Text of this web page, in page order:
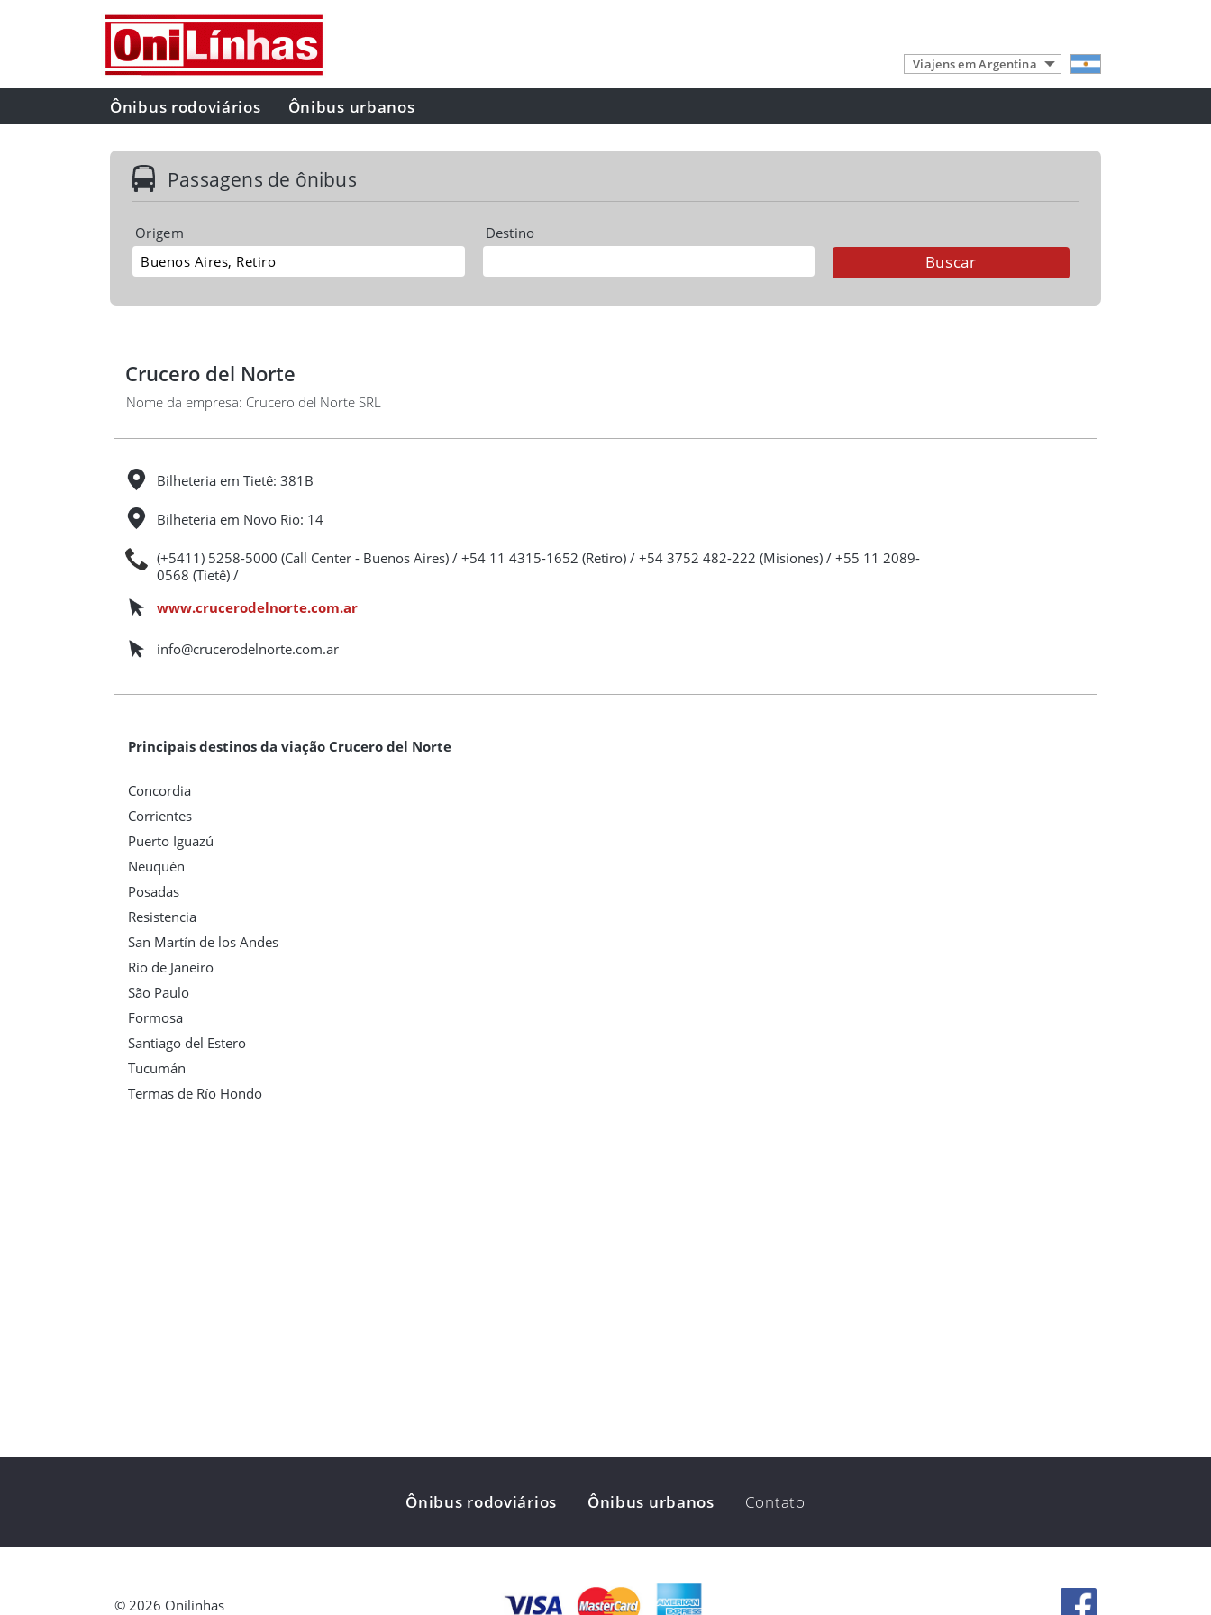
Ônibus rodoviários Ônibus urbanos
Passagens de ônibus
Origem Destino
Crucero del Norte
Nome da empresa: Crucero del Norte SRL
Bilheteria em Tietê: 381B
Bilheteria em Novo Rio: 14
(+5411) 5258-5000 (Call Center - Buenos Aires) / +54 11 4315-1652 (Retiro) / +54 3752 482-222 (Misiones) / +55 11 2089-
0568 (Tietê) /
www.crucerodelnorte.com.ar
info@crucerodelnorte.com.ar
Principais destinos da viação Crucero del Norte
Concordia
Corrientes
Puerto Iguazú
Neuquén
Posadas
Resistencia
San Martín de los Andes
Rio de Janeiro
São Paulo
Formosa
Santiago del Estero
Tucumán
Termas de Río Hondo
Ônibus rodoviários Ônibus urbanos Contato
© 2026 Onilinhas